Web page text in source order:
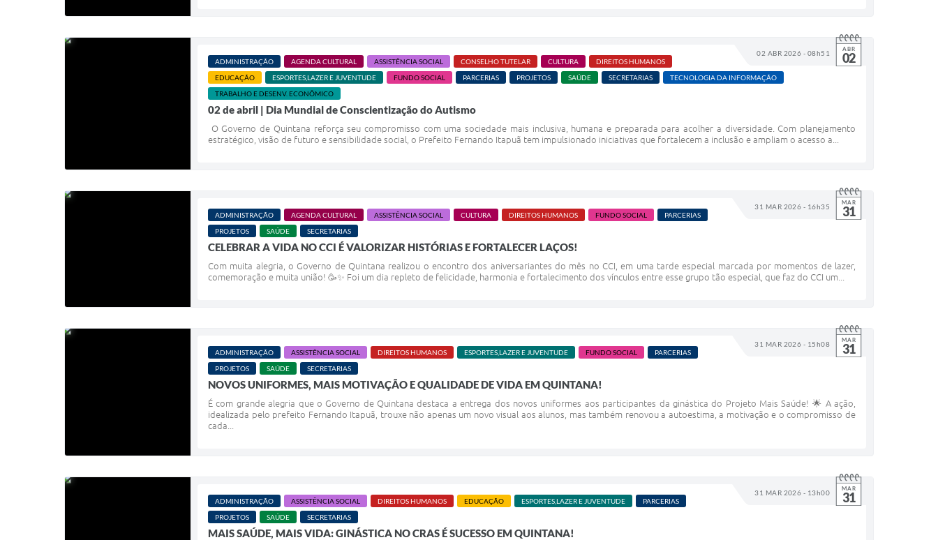
02 ABR 2026 - 08h51 ABR
02
ADMINISTRAÇÃO AGENDA CULTURAL ASSISTÊNCIA SOCIAL CONSELHO TUTELAR CULTURA
DIREITOS HUMANOS
EDUCAÇÃO
ESPORTES,LAZER E JUVENTUDE FUNDO SOCIAL PARCERIAS PROJETOS SAÚDE SECRETARIAS
TECNOLOGIA DA INFORMAÇÃO
TRABALHO E DESENV. ECONÔMICO
02 de abril | Dia Mundial de Conscientização do Autismo
O Governo de Quintana reforça seu compromisso com uma sociedade mais inclusiva, humana e preparada para acolher a diversidade. Com planejamento
estratégico, visão de futuro e sensibilidade social, o Prefeito Fernando Itapuã tem impulsionado iniciativas que fortalecem a inclusão e ampliam o acesso a...
31 MAR 2026 - 16h35 MAR
31
ADMINISTRAÇÃO AGENDA CULTURAL ASSISTÊNCIA SOCIAL CULTURA DIREITOS HUMANOS FUNDO SOCIAL
PARCERIAS
PROJETOS
SAÚDE SECRETARIAS
CELEBRAR A VIDA NO CCI É VALORIZAR HISTÓRIAS E FORTALECER LAÇOS!
Com muita alegria, o Governo de Quintana realizou o encontro dos aniversariantes do mês no CCI, em uma tarde especial marcada por momentos de lazer,
comemoração e muita união! 🥳✨ Foi um dia repleto de felicidade, harmonia e fortalecimento dos vínculos entre esse grupo tão especial, que faz do CCI um...
31 MAR 2026 - 15h08 MAR
31
ADMINISTRAÇÃO ASSISTÊNCIA SOCIAL DIREITOS HUMANOS ESPORTES,LAZER E JUVENTUDE FUNDO SOCIAL
PARCERIAS
PROJETOS
SAÚDE SECRETARIAS
NOVOS UNIFORMES, MAIS MOTIVAÇÃO E QUALIDADE DE VIDA EM QUINTANA!
É com grande alegria que o Governo de Quintana destaca a entrega dos novos uniformes aos participantes da ginástica do Projeto Mais Saúde! 🌟 A ação,
idealizada pelo prefeito Fernando Itapuã, trouxe não apenas um novo visual aos alunos, mas também renovou a autoestima, a motivação e o compromisso de
cada...
31 MAR 2026 - 13h00 MAR
31
ADMINISTRAÇÃO ASSISTÊNCIA SOCIAL DIREITOS HUMANOS EDUCAÇÃO ESPORTES,LAZER E JUVENTUDE
PARCERIAS
PROJETOS
SAÚDE SECRETARIAS
MAIS SAÚDE, MAIS VIDA: GINÁSTICA NO CRAS É SUCESSO EM QUINTANA!